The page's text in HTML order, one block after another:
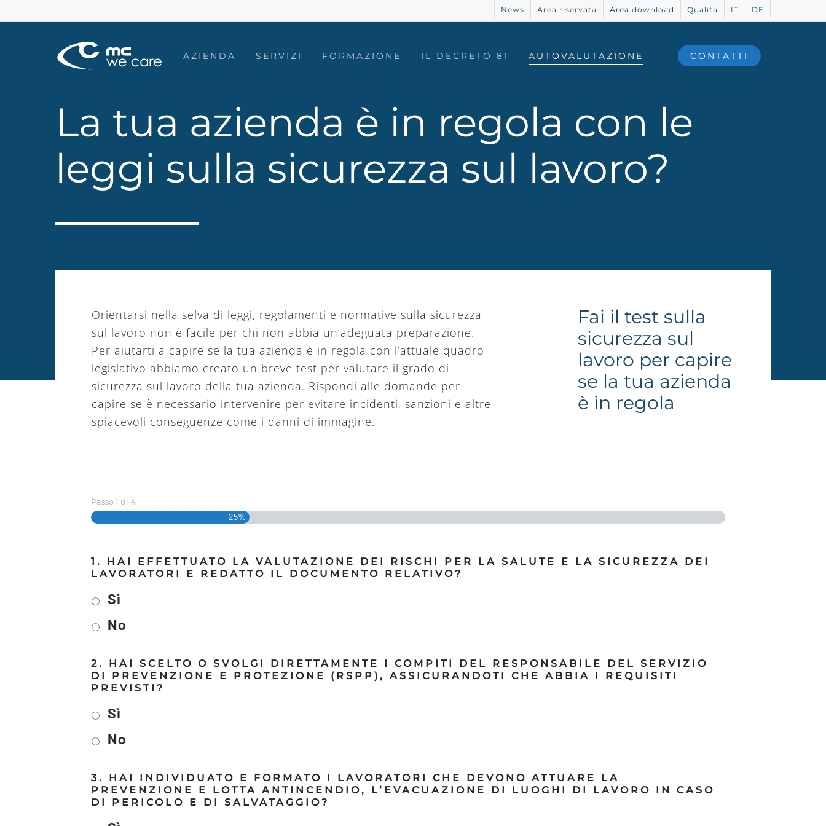
to
News Area riservata Area download Qualità IT DE
AZIENDA SERVIZI FORMAZIONE IL DECRETO 81 AUTOVALUTAZIONE CONTATTI
La tua azienda è in regola con le
leggi sulla sicurezza sul lavoro?
Orientarsi nella selva di leggi, regolamenti e normative sulla sicurezza
sul lavoro non è facile per chi non abbia un’adeguata preparazione.
Per aiutarti a capire se la tua azienda è in regola con l’attuale quadro
legislativo abbiamo creato un breve test per valutare il grado di
sicurezza sul lavoro della tua azienda. Rispondi alle domande per
capire se è necessario intervenire per evitare incidenti, sanzioni e altre
spiacevoli conseguenze come i danni di immagine.
Fai il test sulla
sicurezza sul
lavoro per capire
se la tua azienda
è in regola
Passo1 di4
25%
1. HAI EFFETTUATO LA VALUTAZIONE DEI RISCHI PER LA SALUTE E LA SICUREZZA DEI
LAVORATORI E REDATTO IL DOCUMENTO RELATIVO?
Sì
No
2. HAI SCELTO O SVOLGI DIRETTAMENTE I COMPITI DEL RESPONSABILE DEL SERVIZIO
DI PREVENZIONE E PROTEZIONE (RSPP), ASSICURANDOTI CHE ABBIA I REQUISITI
PREVISTI?
Sì
No
3. HAI INDIVIDUATO E FORMATO I LAVORATORI CHE DEVONO ATTUARE LA
PREVENZIONE E LOTTA ANTINCENDIO, L’EVACUAZIONE DI LUOGHI DI LAVORO IN CASO
DI PERICOLO E DI SALVATAGGIO?
1